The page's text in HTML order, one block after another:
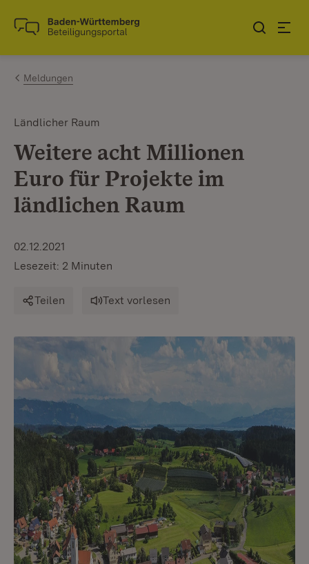
Zum Inhalt springen
Link zur Startseite
Meldungen
Ländlicher Raum
Weitere acht Millionen
Euro für Projekte im
ländlichen Raum
02.12.2021
Lesezeit: 2 Minuten
Teilen Text vorlesen